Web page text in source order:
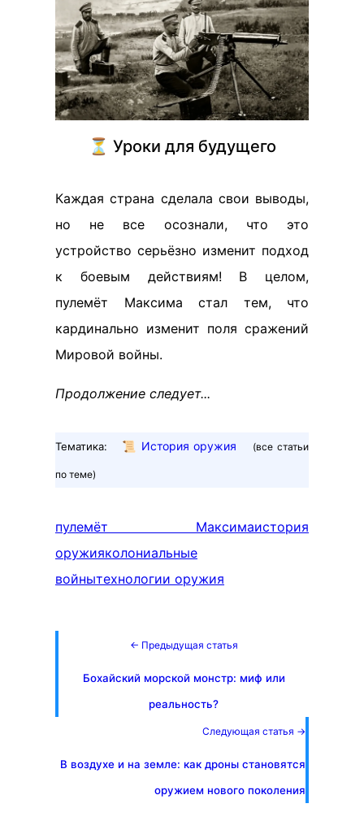
⏳ Уроки для будущего
Каждая страна сделала свои выводы,
но не все осознали, что это
устройство серьёзно изменит подход
к боевым действиям! В целом,
пулемёт Максима стал тем, что
кардинально изменит поля сражений
Мировой войны.
Продолжение следует...
Тематика: 📜 История оружия (все статьи
по теме)
пулемёт Максимаистория
оружияколониальные
войнытехнологии оружия
← Предыдущая статья
Бохайский морской монстр: миф или
реальность?
Следующая статья →
В воздухе и на земле: как дроны становятся
оружием нового поколения